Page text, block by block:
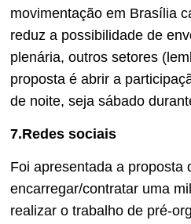
movimentação em Brasília
reduz a possibilidade de
plenária, outros setores
proposta é abrir a
de noite, seja sábado
7.Redes sociais
Foi apresentada a proposta
encarregar/contratar uma
realizar o trabalho de pré-